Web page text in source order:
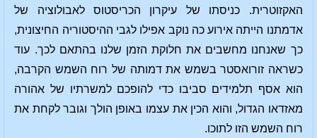
האקזוטרית. כניסתו של עיקרון הכריסטוס לאבולוציה של
אדמתנו הייתה אירוע כה נוקב אפילו לגבי ההיסטוריה החיצונית,
כך שאנחנו מחשבים את חלוקת הזמן שלנו בהתאם לכך. עוד
כשראה זורואסטר בשמש את דמותה של רוח השמש הקרבה,
הוא אסף תלמידים סביבו כדי להופכם למשרתיו של אהורה
מאזדאו הגדול, והוא הכין את עצמו באופן הולך וגובר לקחת את
רוח השמש הזו לתוכו.